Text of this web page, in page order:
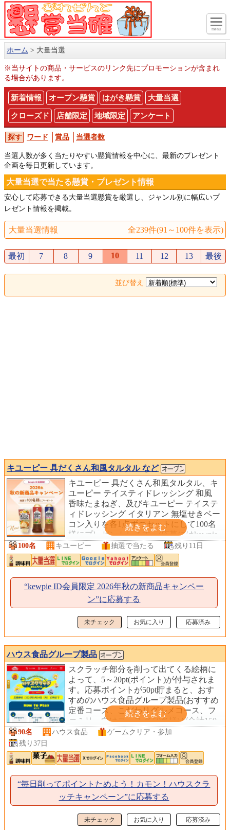
menu
ホーム 大量当選
※当サイトの商品・サービスのリンク先にプロモーションが含まれ
る場合があります。
新着情報 オープン懸賞 はがき懸賞 大量当選
クローズド 店舗限定 地域限定 アンケート
ワード 賞品 当選者数
当選人数が多く当たりやすい懸賞情報を中心に、最新のプレゼント
企画を毎日更新しています。
大量当選で当たる懸賞・プレゼント情報
安心して応募できる大量当選懸賞を厳選し、ジャンル別に幅広いプ
レゼント情報を掲載。
大量当選情報 全239件(91～100件を表示)
最初 7 8 9 10 11 12 13 最後
並び替え
キユーピー 具だくさん和風タルタル など
キユーピー 具だくさん和風タルタル、キ
ユーピー テイスティドレッシング 和風
香味たまねぎ、及びキユーピー テイステ
ィドレッシング イタリアン 無塩せきベー
コン入りを各1点ずつセットにして100名
様にプレゼントします。(応募にはkewpie
IDへのご登録が必要です。)
100名 キユーピー 抽選で当たる 残り11日
“kewpie ID会員限定 2026年秋の新商品キャンペー
ン”に応募する
未チェック お気に入り 応募済み
ハウス食品グループ製品
スクラッチ部分を削って出てくる絵柄に
よって、5～20pt(ポイント)が付与されま
す。応募ポイントが50pt貯まると、おす
すめのハウス食品グループ製品(おすすめ
定番コース、こだわりグルメコース、フ
ァミリー向けコース 各50名様)が合計150
名様に当たります。(応募にはCome on
90名 ハウス食品
ゲームクリア・参加
残り37日
“毎日削ってポイントためよう！カモン！ハウスクラ
ッチキャンペーン”に応募する
未チェック お気に入り 応募済み